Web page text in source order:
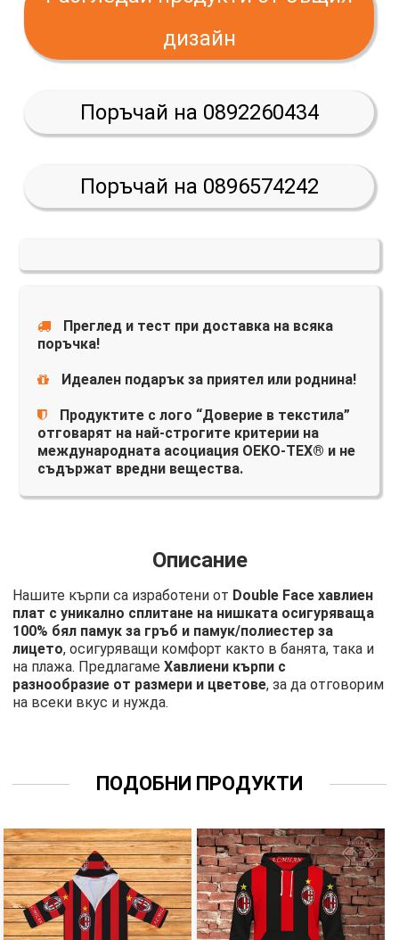
дизайн
Поръчай на 0892260434
Поръчай на 0896574242
Преглед и тест при доставка на всяка
поръчка!
Идеален подарък за приятел или роднина!
Продуктите с лого “Доверие в текстила”
отговарят на най-строгите критерии на
международната асоциация OEKO-TEX® и не
съдържат вредни вещества.
Описание
Нашите кърпи са изработени от Double Face хавлиен
плат с уникално сплитане на нишката осигуряваща
100% бял памук за гръб и памук/полиестер за
лицето, осигуряващи комфорт както в банята, така и
на плажа. ПредлагамеХавлиени кърпи с
разнообразие от размери и цветове, за да отговорим
на всеки вкус и нужда.
ПОДОБНИ ПРОДУКТИ